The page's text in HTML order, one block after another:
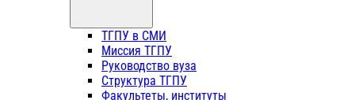
ТГПУ в СМИ
Миссия ТГПУ
Руководство вуза
Структура ТГПУ
Факультеты, институты